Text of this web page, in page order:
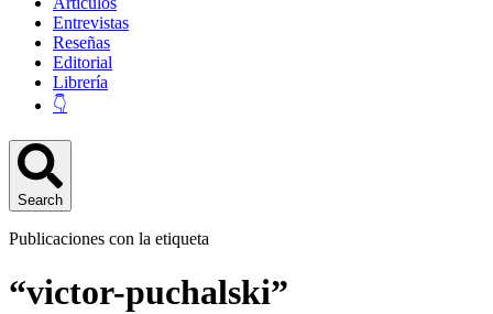
Entrevistas
Reseñas
Editorial
Librería
👇
Search
Publicaciones con la etiqueta
“victor-puchalski”